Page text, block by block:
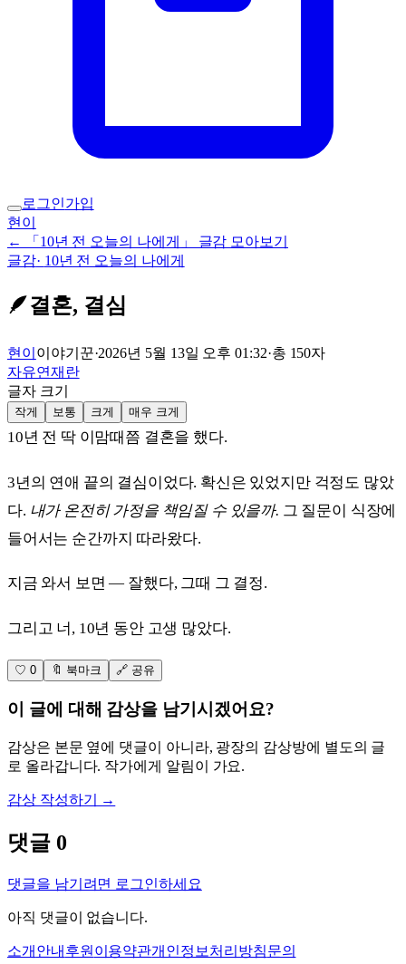
로그인가입
현이
← 「10년 전 오늘의 나에게」 글감 모아보기
글감· 10년 전 오늘의 나에게
🪶결혼, 결심
현이 이야기꾼·2026년 5월 13일 오후 01:32·총 150자
자유연재란
글자 크기
작게 보통 크게 매우 크게
10년 전 딱 이맘때쯤 결혼을 했다.
3년의 연애 끝의 결심이었다. 확신은 있었지만 걱정도 많았
다. 내가 온전히 가정을 책임질 수 있을까. 그 질문이 식장에
들어서는 순간까지 따라왔다.
지금 와서 보면 — 잘했다, 그때 그 결정.
그리고 너, 10년 동안 고생 많았다.
♡ 0 🔖 북마크 🔗 공유
이 글에 대해 감상을 남기시겠어요?
감상은 본문 옆에 댓글이 아니라, 광장의 감상방에 별도의 글
로 올라갑니다. 작가에게 알림이 가요.
감상 작성하기 →
댓글 0
댓글을 남기려면 로그인하세요
아직 댓글이 없습니다.
소개 안내 후원 이용약관개인정보처리방침문의